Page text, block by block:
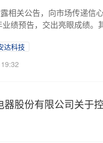
相关公告，向市场传递信
绩预告，交出亮眼成绩
达科技
器股份有限公司关于